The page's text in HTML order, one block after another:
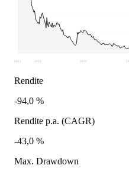
2021 2022 2023
Rendite
-94,0 %
Rendite p.a. (CAGR)
-43,0 %
Max. Drawdown